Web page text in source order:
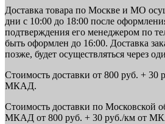
Доставка товара по Москве и МО
дни с 10:00 до 18:00 после
подтверждения его менеджером по
быть оформлен до 16:00. Доставка
позже, будет осуществляться через
Стоимость доставки от 800 руб. + 30
МКАД.
Стоимость доставки по Московской
МКАД от 800 руб. + 30 руб./км от